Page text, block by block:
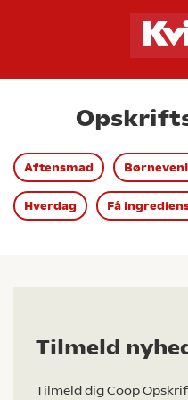
Aftensmad
Hverdag Få
Tilmeld
Tilmeld dig Coop